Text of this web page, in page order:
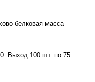
белковая масса
Выход 100 шт. по 75